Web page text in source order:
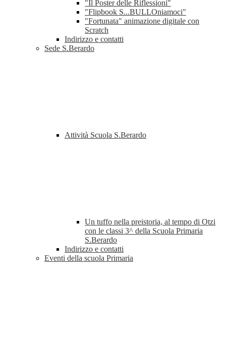
"Il Poster delle Riflessioni"
"Flipbook S...BULLOniamoci"
"Fortunata" animazione digitale con
Scratch
Indirizzo e contatti
Sede S.Berardo
Attività Scuola S.Berardo
Un tuffo nella preistoria, al tempo di Otzi
con le classi 3^ della Scuola Primaria
S.Berardo
Indirizzo e contatti
Eventi della scuola Primaria